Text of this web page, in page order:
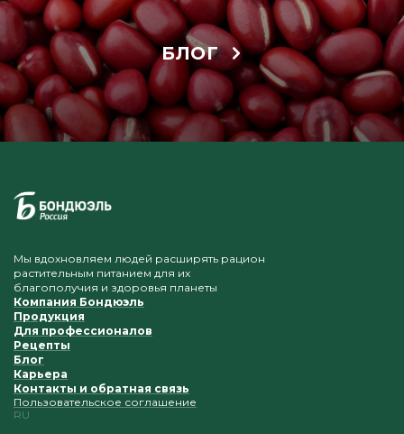
БЛОГ
Мы вдохновляем людей расширять рацион
растительным питанием для их
благополучия и здоровья планеты
Компания Бондюэль
Продукция
Для профессионалов
Рецепты
Блог
Карьера
Контакты и обратная связь
Пользовательское соглашение
RU